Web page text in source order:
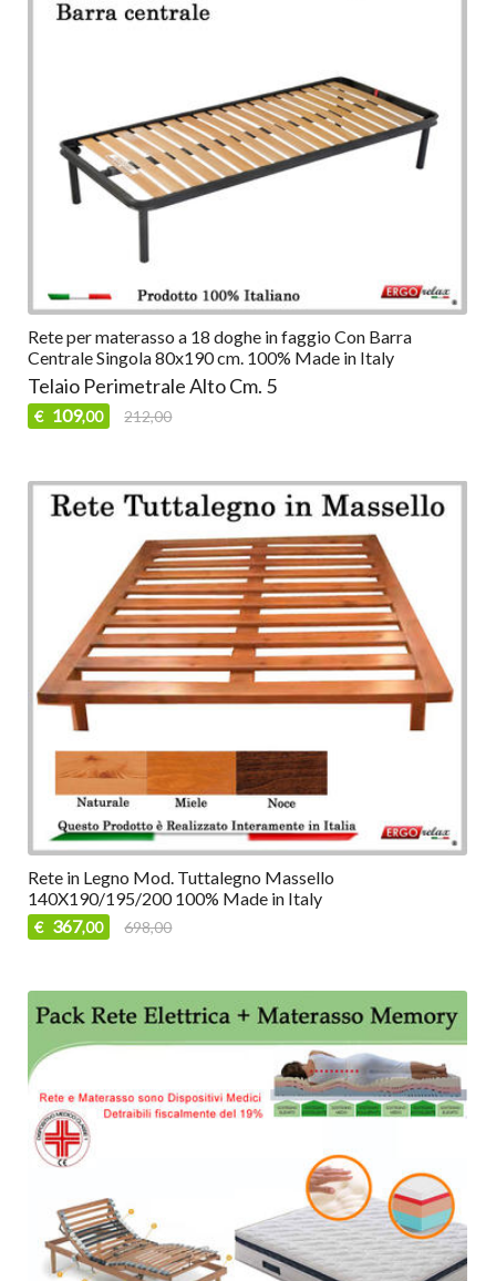
Rete per materasso a 18 doghe in faggio Con Barra
Centrale Singola 80x190 cm. 100% Made in Italy
Telaio Perimetrale Alto Cm. 5
€ 109,00 212,00
Rete in Legno Mod. Tuttalegno Massello
140X190/195/200 100% Made in Italy
€ 367,00 698,00